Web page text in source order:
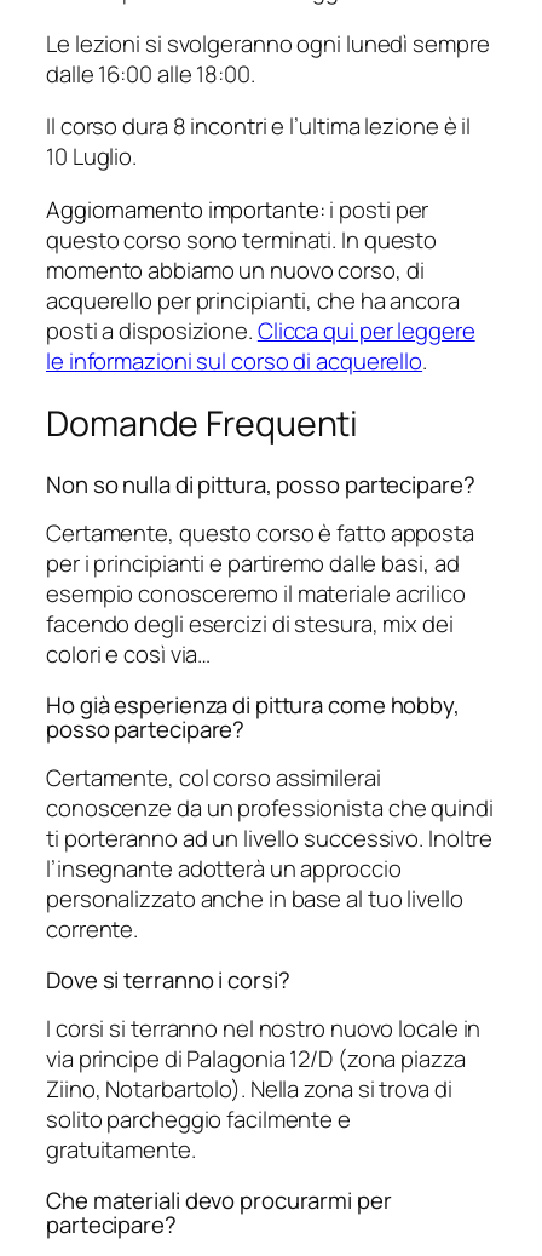
Le lezioni si svolgeranno ogni lunedì sempre
dalle 16:00 alle 18:00.
Il corso dura 8 incontri e l’ultima lezione è il
10 Luglio.
Aggiornamento importante: i posti per
questo corso sono terminati. In questo
momento abbiamo un nuovo corso, di
acquerello per principianti, che ha ancora
posti a disposizione.Clicca qui per leggere
le informazioni sul corso di acquerello.
Domande Frequenti
Non so nulla di pittura, posso partecipare?
Certamente, questo corso è fatto apposta
per i principianti e partiremo dalle basi, ad
esempio conosceremo il materiale acrilico
facendo degli esercizi di stesura, mix dei
colori e così via…
Ho già esperienza di pittura come hobby,
posso partecipare?
Certamente, col corso assimilerai
conoscenze da un professionista che quindi
ti porteranno ad un livello successivo. Inoltre
l’insegnante adotterà un approccio
personalizzato anche in base al tuo livello
corrente.
Dove si terranno i corsi?
I corsi si terranno nel nostro nuovo locale in
via principe di Palagonia 12/D (zona piazza
Ziino, Notarbartolo). Nella zona si trova di
solito parcheggio facilmente e
gratuitamente.
Che materiali devo procurarmi per
partecipare?